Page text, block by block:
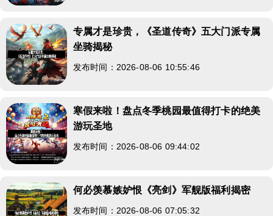
专属才是珍贵，《圣道传奇》五大门派专属
坐骑揭秘
发布时间：2026-08-06 10:55:46
寒假来啦！盘点冬季桃园最值得打卡的绝美
游玩圣地
发布时间：2026-08-06 09:44:02
何必羡慕嫉妒恨《亮剑》军舰版福利揭密
发布时间：2026-08-06 07:05:32